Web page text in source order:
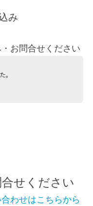
み
お問合せください
せください
わせはこちらから